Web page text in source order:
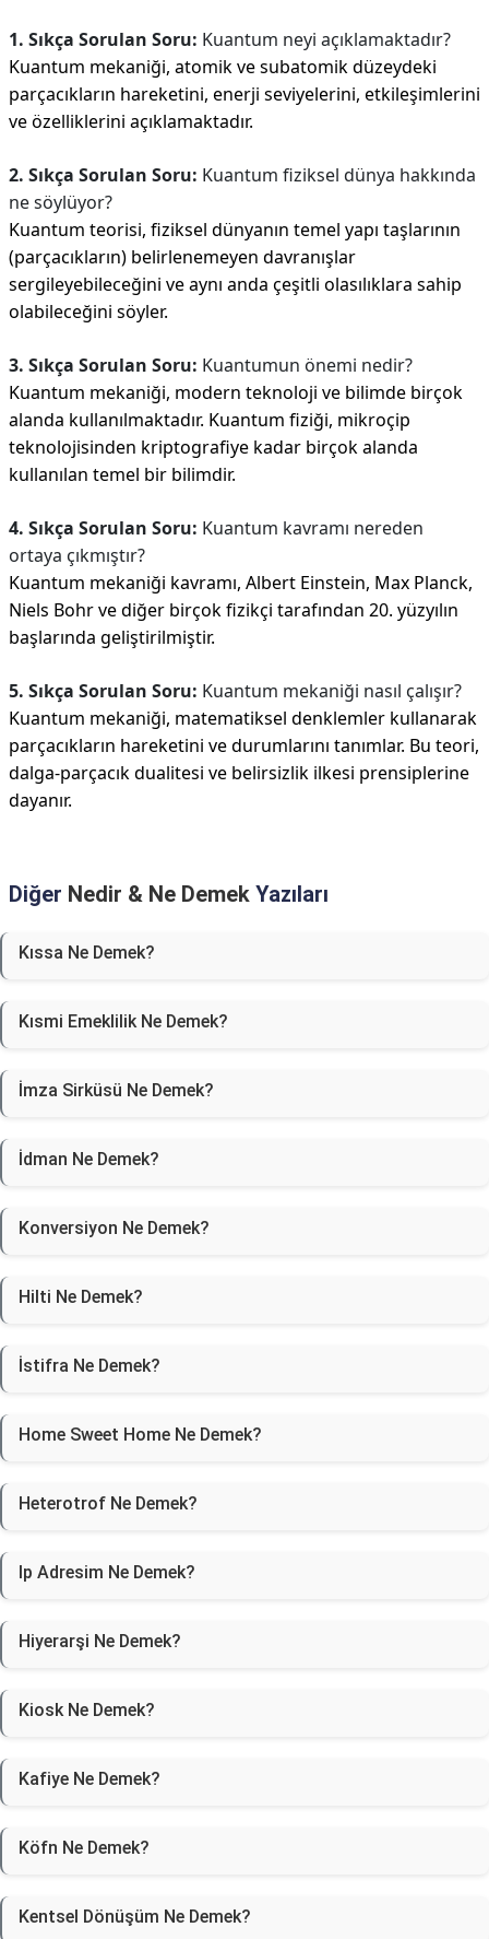
1. Sıkça Sorulan Soru: Kuantum neyi açıklamaktadır?
Kuantum mekaniği, atomik ve subatomik düzeydeki
parçacıkların hareketini, enerji seviyelerini, etkileşimlerini
ve özelliklerini açıklamaktadır.
2. Sıkça Sorulan Soru: Kuantum fiziksel dünya hakkında
ne söylüyor?
Kuantum teorisi, fiziksel dünyanın temel yapı taşlarının
(parçacıkların) belirlenemeyen davranışlar
sergileyebileceğini ve aynı anda çeşitli olasılıklara sahip
olabileceğini söyler.
3. Sıkça Sorulan Soru: Kuantumun önemi nedir?
Kuantum mekaniği, modern teknoloji ve bilimde birçok
alanda kullanılmaktadır. Kuantum fiziği, mikroçip
teknolojisinden kriptografiye kadar birçok alanda
kullanılan temel bir bilimdir.
4. Sıkça Sorulan Soru: Kuantum kavramı nereden
ortaya çıkmıştır?
Kuantum mekaniği kavramı, Albert Einstein, Max Planck,
Niels Bohr ve diğer birçok fizikçi tarafından 20. yüzyılın
başlarında geliştirilmiştir.
5. Sıkça Sorulan Soru: Kuantum mekaniği nasıl çalışır?
Kuantum mekaniği, matematiksel denklemler kullanarak
parçacıkların hareketini ve durumlarını tanımlar. Bu teori,
dalga-parçacık dualitesi ve belirsizlik ilkesi prensiplerine
dayanır.
Diğer Nedir & Ne Demek Yazıları
Kıssa Ne Demek?
Kısmi Emeklilik Ne Demek?
İmza Sirküsü Ne Demek?
İdman Ne Demek?
Konversiyon Ne Demek?
Hilti Ne Demek?
İstifra Ne Demek?
Home Sweet Home Ne Demek?
Heterotrof Ne Demek?
Ip Adresim Ne Demek?
Hiyerarşi Ne Demek?
Kiosk Ne Demek?
Kafiye Ne Demek?
Köfn Ne Demek?
Kentsel Dönüşüm Ne Demek?